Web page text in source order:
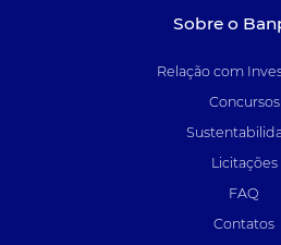
Sobre o
Relação com
Concursos
Licitações
FAQ
Contatos